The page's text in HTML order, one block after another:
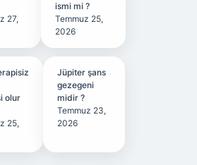
27,
ismi mi ?
Temmuz 25,
2026
olur
25,
Jüpiter şans
gezegeni
midir ?
Temmuz 23,
2026